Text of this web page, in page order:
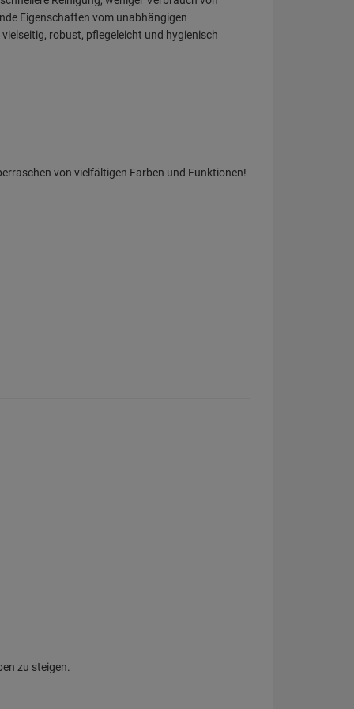
von vielfältigen Farben und Funktionen!
zu steigen.